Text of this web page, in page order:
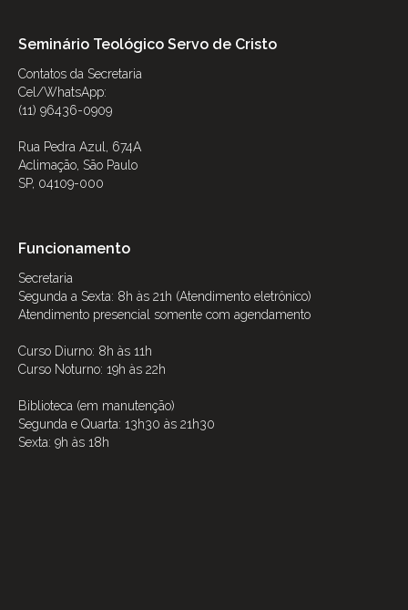
Seminário Teológico Servo de Cristo
Contatos da Secretaria
Cel/WhatsApp:
(11) 96436-0909
Rua Pedra Azul, 674A
Aclimação, São Paulo
SP, 04109-000
Funcionamento
Secretaria
Segunda a Sexta: 8h às 21h (Atendimento eletrônico)
Atendimento presencial somente com agendamento
Curso Diurno: 8h às 11h
Curso Noturno: 19h às 22h
Biblioteca (em manutenção)
Segunda e Quarta: 13h30 às 21h30
Sexta: 9h às 18h